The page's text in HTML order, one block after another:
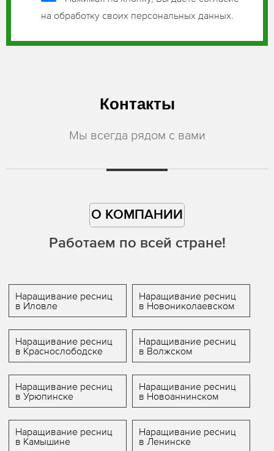
на обработку своих персональных данных.
Контакты
Мы всегда рядом с вами
О КОМПАНИИ
Работаем по всей стране!
Наращивание ресниц
в Иловле
Наращивание ресниц
в Новониколаевском
Наращивание ресниц
в Краснослободске
Наращивание ресниц
в Волжском
Наращивание ресниц
в Урюпинске
Наращивание ресниц
в Новоаннинском
Наращивание ресниц
в Камышине
Наращивание ресниц
в Ленинске